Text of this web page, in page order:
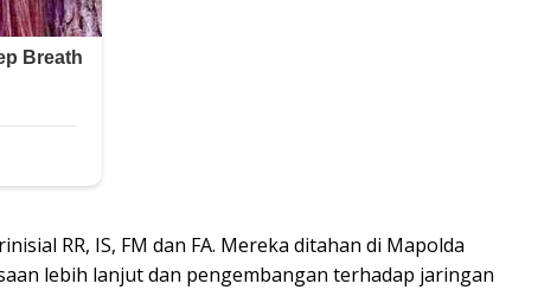
RR, IS, FM dan FA. Mereka ditahan di Mapolda
lebih lanjut dan pengembangan terhadap jaringan